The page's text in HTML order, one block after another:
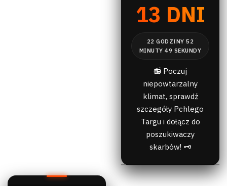
13 DNI
📻 Poczuj
niepowtarzalny
klimat, sprawdź
szczegóły Pchlego
Targu i dołącz do
poszukiwaczy
skarbów! 🗝️